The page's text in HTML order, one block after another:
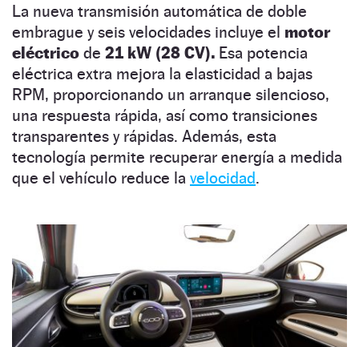
La nueva transmisión automática de doble
embrague y seis velocidades incluye el motor
eléctrico de 21 kW (28 CV). Esa potencia
eléctrica extra mejora la elasticidad a bajas
RPM, proporcionando un arranque silencioso,
una respuesta rápida, así como transiciones
transparentes y rápidas. Además, esta
tecnología permite recuperar energía a medida
que el vehículo reduce la velocidad.